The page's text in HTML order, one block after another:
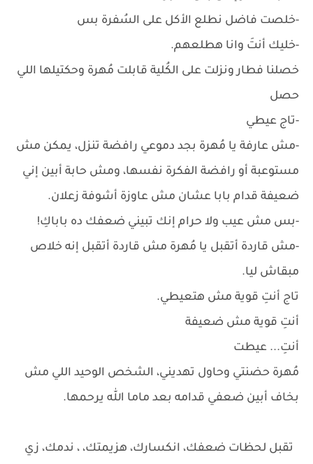
-خلصت فاضل نطلع الأكل على السُفرة بس
-خليك أنتَ وانا هطلعهم.
خصلنا فطار ونزلت على الكُلية قابلت مُهرة وحكتيلها اللي
حصل
-تاج عيطي
-مش عارفة يا مُهرة بجد دموعي رافضة تنزل، يمكن مش
مستوعبة أو رافضة الفكرة نفسها، ومش حابة أبين إني
ضعيفة قدام بابا عشان مش عاوزة أشوفة زعلان.
-بس مش عيب ولا حرام إنك تبيني ضعفك ده باباكِ!
-مش قاردة أتقبل يا مُهرة مش قاردة أتقبل إنه خلاص
مبقاش ليا.
تاج أنتِ قوية مش هتعيطي.
أنتِ قوية مش ضعيفة
أنتِ... عيطت
مُهرة حضنتي وحاول تهديني، الشخص الوحيد اللي مش
بخاف أبين ضعفي قدامه بعد ماما الله يرحمها.
‏تقبل لحظات ضعفك، انكسارك، هزيمتك، ، ندمك، زي